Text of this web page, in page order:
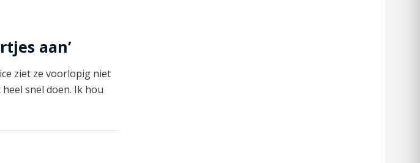
aan’
ziet ze voorlopig niet
snel doen. Ik hou